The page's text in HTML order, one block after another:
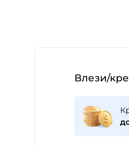
Влези/